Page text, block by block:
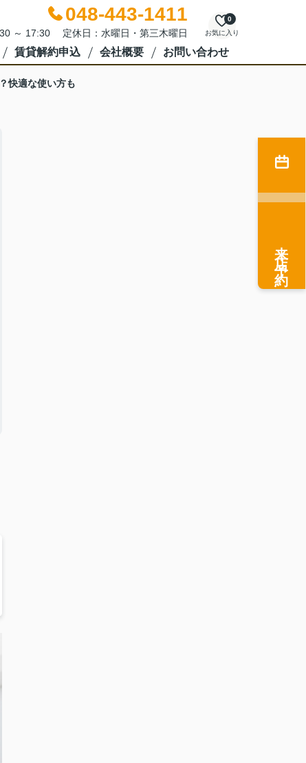
048-443-1411
～ 17:30 定休日：水曜日・第三木曜日 お気に入り
0
賃貸解約申込 会社概要 お問い合わせ
快適な使い方も
来店予約